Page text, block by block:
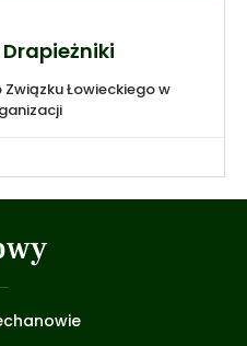
Łowieckiego w